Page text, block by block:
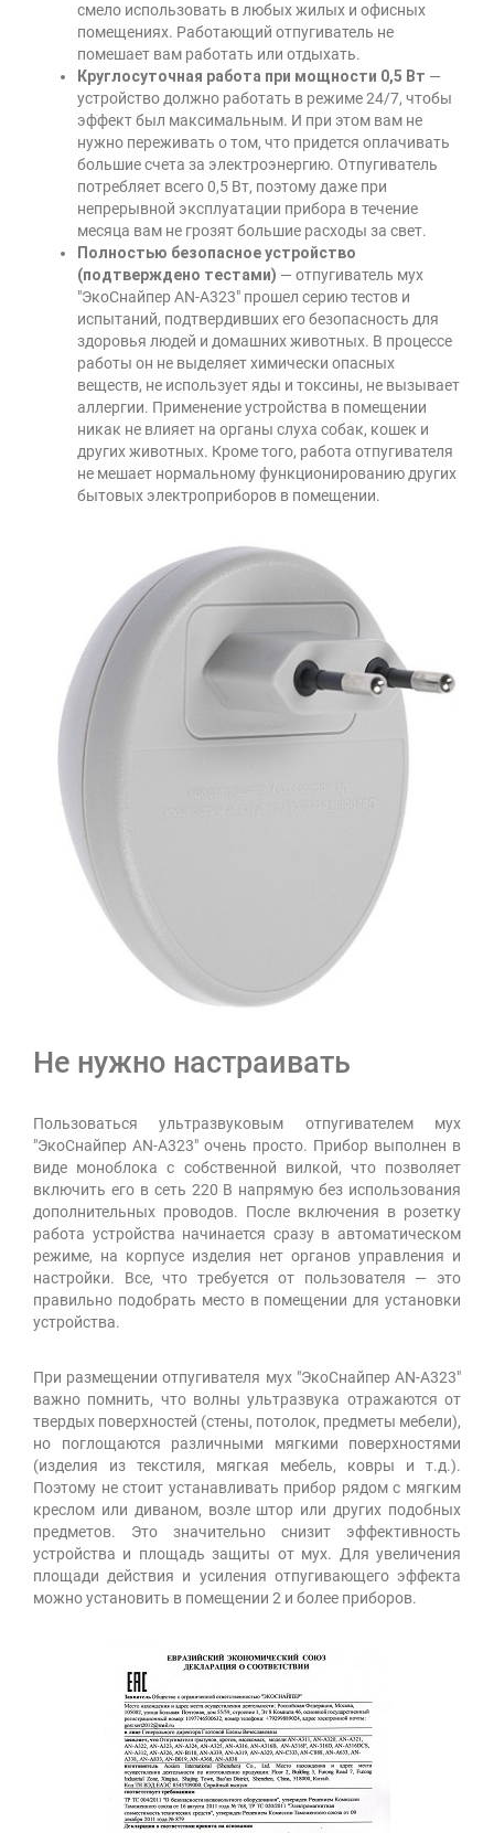
смело использовать в любых жилых и офисных
помещениях. Работающий отпугиватель не
помешает вам работать или отдыхать.
Круглосуточная работа при мощности 0,5 Вт —
устройство должно работать в режиме 24/7, чтобы
эффект был максимальным. И при этом вам не
нужно переживать о том, что придется оплачивать
большие счета за электроэнергию. Отпугиватель
потребляет всего 0,5 Вт, поэтому даже при
непрерывной эксплуатации прибора в течение
месяца вам не грозят большие расходы за свет.
Полностью безопасное устройство
(подтверждено тестами) — отпугиватель мух
"ЭкоСнайпер AN-A323" прошел серию тестов и
испытаний, подтвердивших его безопасность для
здоровья людей и домашних животных. В процессе
работы он не выделяет химически опасных
веществ, не использует яды и токсины, не вызывает
аллергии. Применение устройства в помещении
никак не влияет на органы слуха собак, кошек и
других животных. Кроме того, работа отпугивателя
не мешает нормальному функционированию других
бытовых электроприборов в помещении.
Не нужно настраивать
Пользоваться ультразвуковым отпугивателем мух
"ЭкоСнайпер AN-A323" очень просто. Прибор выполнен в
виде моноблока с собственной вилкой, что позволяет
включить его в сеть 220 В напрямую без использования
дополнительных проводов. После включения в розетку
работа устройства начинается сразу в автоматическом
режиме, на корпусе изделия нет органов управления и
настройки. Все, что требуется от пользователя — это
правильно подобрать место в помещении для установки
устройства.
При размещении отпугивателя мух "ЭкоСнайпер AN-A323"
важно помнить, что волны ультразвука отражаются от
твердых поверхностей (стены, потолок, предметы мебели),
но поглощаются различными мягкими поверхностями
(изделия из текстиля, мягкая мебель, ковры и т.д.).
Поэтому не стоит устанавливать прибор рядом с мягким
креслом или диваном, возле штор или других подобных
предметов. Это значительно снизит эффективность
устройства и площадь защиты от мух. Для увеличения
площади действия и усиления отпугивающего эффекта
можно установить в помещении 2 и более приборов.